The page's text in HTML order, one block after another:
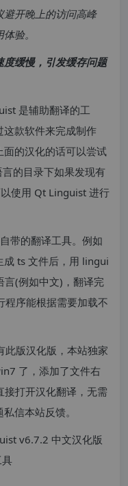
避开晚上的访问高峰
验。
缓慢，引发缓存问题
是辅助翻译的工
款软件来完成制作
的汉化的话可以尝试
的目录下如果发现有
使用 Qt Linguist 进行
带的翻译工具。例如
ts 文件后，用 lingui
言(例如中文)，翻译完
序能根据需要加载不
此版汉化版，本站独家
了，添加了文件右
打开汉化翻译，无需
信本站反馈。